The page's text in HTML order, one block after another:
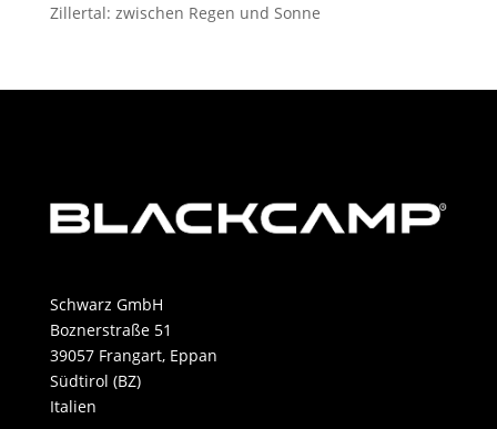
Zillertal: zwischen Regen und Sonne
Schwarz GmbH
Boznerstraße 51
39057 Frangart, Eppan
Südtirol (BZ)
Italien